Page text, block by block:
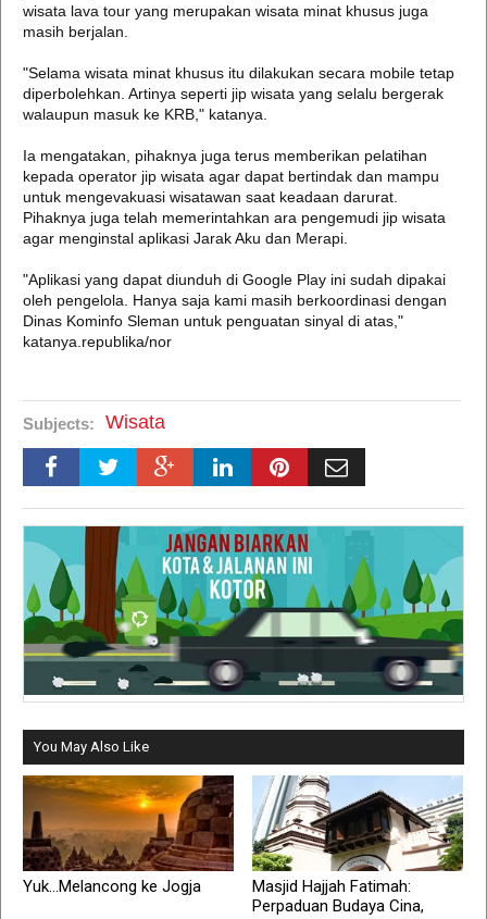
wisata lava tour yang merupakan wisata minat khusus juga
masih berjalan.
"Selama wisata minat khusus itu dilakukan secara mobile tetap
diperbolehkan. Artinya seperti jip wisata yang selalu bergerak
walaupun masuk ke KRB," katanya.
Ia mengatakan, pihaknya juga terus memberikan pelatihan
kepada operator jip wisata agar dapat bertindak dan mampu
untuk mengevakuasi wisatawan saat keadaan darurat.
Pihaknya juga telah memerintahkan ara pengemudi jip wisata
agar menginstal aplikasi Jarak Aku dan Merapi.
"Aplikasi yang dapat diunduh di Google Play ini sudah dipakai
oleh pengelola. Hanya saja kami masih berkoordinasi dengan
Dinas Kominfo Sleman untuk penguatan sinyal di atas,"
katanya.republika/nor
Subjects: Wisata
You May Also Like
Yuk...Melancong ke Jogja
Masjid Hajjah Fatimah:
Perpaduan Budaya Cina,